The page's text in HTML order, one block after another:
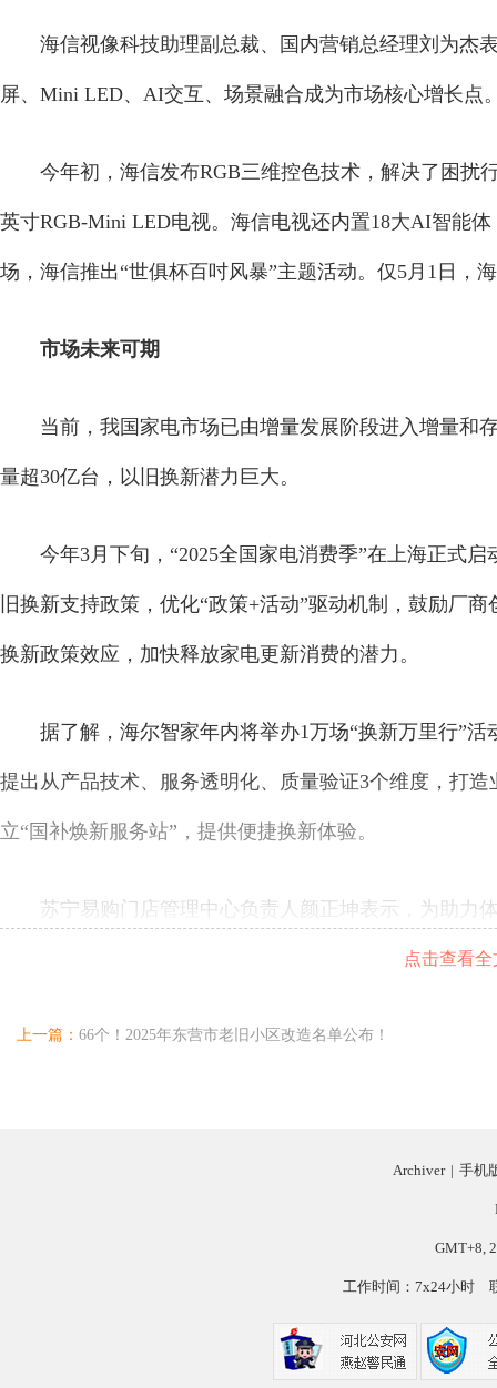
海信视像科技助理副总裁、国内营销总经理刘为杰
屏、Mini LED、AI交互、场景融合成为市场核心增长点
今年初，海信发布RGB三维控色技术，解决了困扰
英寸RGB-Mini LED电视。海信电视还内置18大AI智能
场，海信推出“世俱杯百吋风暴”主题活动。仅5月1日，
市场未来可期
当前，我国家电市场已由增量发展阶段进入增量和
量超30亿台，以旧换新潜力巨大。
今年3月下旬，“2025全国家电消费季”在上海正式
旧换新支持政策，优化“政策+活动”驱动机制，鼓励厂
换新政策效应，加快释放家电更新消费的潜力。
据了解，海尔智家年内将举办1万场“换新万里行”
提出从产品技术、服务透明化、质量验证3个维度，打
立“国补焕新服务站”，提供便捷换新体验。
苏宁易购门店管理中心负责人颜正坤表示，为助力
超级体验店，将聚焦家庭场景解决方案，联合国内外家
代，针对全球用户场景需求开发差异化产品，为品质生
点击查看全
上一篇： 66个！2025年东营市老旧小区改造名单公布！
Archiver | 手机
GMT+8,
工作时间：7x24小时